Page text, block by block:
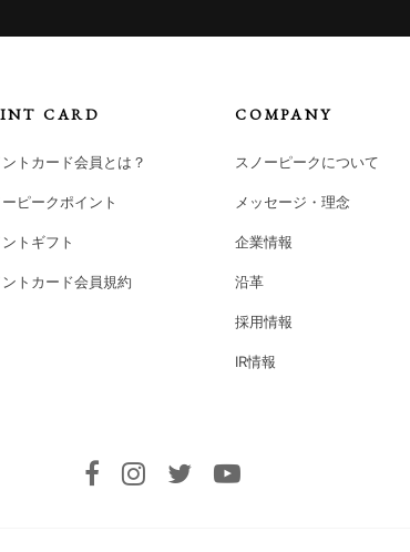
CARD
トカード会員とは？
ーピークポイント
トギフト
トカード会員規約
COMPANY
スノーピークについて
メッセージ・理念
企業情報
沿革
採用情報
IR情報